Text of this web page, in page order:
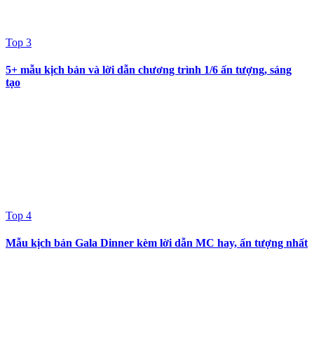
Top 3
5+ mẫu kịch bản và lời dẫn chương trình 1/6 ấn tượng, sáng
tạo
Top 4
Mẫu kịch bản Gala Dinner kèm lời dẫn MC hay, ấn tượng nhất